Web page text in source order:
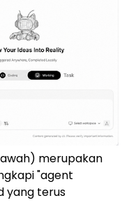
merupakan
"agent
yang terus